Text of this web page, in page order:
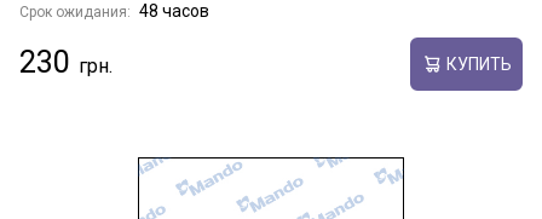
Срок ожидания: 48 часов
230 КУПИТЬ